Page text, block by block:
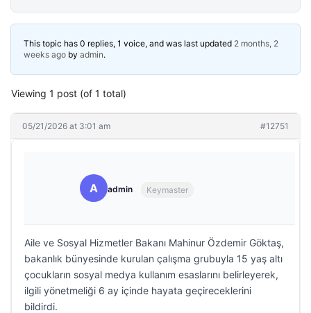
This topic has 0 replies, 1 voice, and was last updated 2 months, 2
weeks ago by admin.
Viewing 1 post (of 1 total)
05/21/2026 at 3:01 am #12751
A admin Keymaster
Aile ve Sosyal Hizmetler Bakanı Mahinur Özdemir Göktaş,
bakanlık bünyesinde kurulan çalışma grubuyla 15 yaş altı
çocukların sosyal medya kullanım esaslarını belirleyerek,
ilgili yönetmeliği 6 ay içinde hayata geçireceklerini
bildirdi.